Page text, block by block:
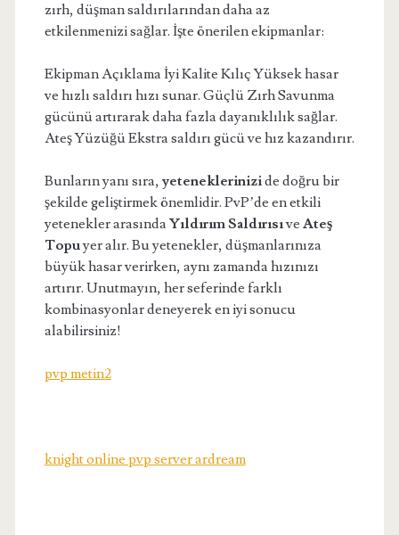
zırh, düşman saldırılarından daha az
etkilenmenizi sağlar. İşte önerilen ekipmanlar:
Ekipman Açıklama İyi Kalite Kılıç Yüksek hasar
ve hızlı saldırı hızı sunar. Güçlü Zırh Savunma
gücünü artırarak daha fazla dayanıklılık sağlar.
Ateş Yüzüğü Ekstra saldırı gücü ve hız kazandırır.
Bunların yanı sıra, yeteneklerinizide doğru bir
şekilde geliştirmek önemlidir. PvP’de en etkili
yetenekler arasındaYıldırım Saldırısıve Ateş
Topuyer alır. Bu yetenekler, düşmanlarınıza
büyük hasar verirken, aynı zamanda hızınızı
artırır. Unutmayın, her seferinde farklı
kombinasyonlar deneyerek en iyi sonucu
alabilirsiniz!
pvp metin2
knight online pvp server ardream